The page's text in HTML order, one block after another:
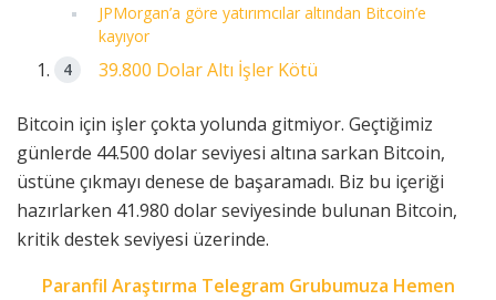
JPMorgan’a göre yatırımcılar altından Bitcoin’e
kayıyor
39.800 Dolar Altı İşler Kötü
Bitcoin için işler çokta yolunda gitmiyor. Geçtiğimiz
günlerde 44.500 dolar seviyesi altına sarkan Bitcoin,
üstüne çıkmayı denese de başaramadı. Biz bu içeriği
hazırlarken 41.980 dolar seviyesinde bulunan Bitcoin,
kritik destek seviyesi üzerinde.
Paranfil Araştırma Telegram Grubumuza Hemen